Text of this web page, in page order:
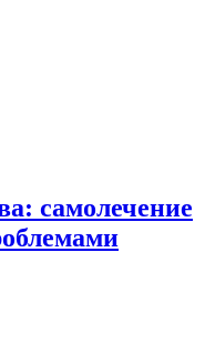
самолечение